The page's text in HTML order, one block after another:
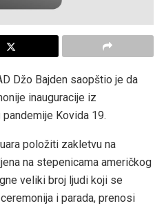
Džo Bajden saopštio je da
inauguracije iz
Kovida 19.
položiti zakletvu na
na stepenicama američkog
veliki broj ljudi koji se
i parada, prenosi